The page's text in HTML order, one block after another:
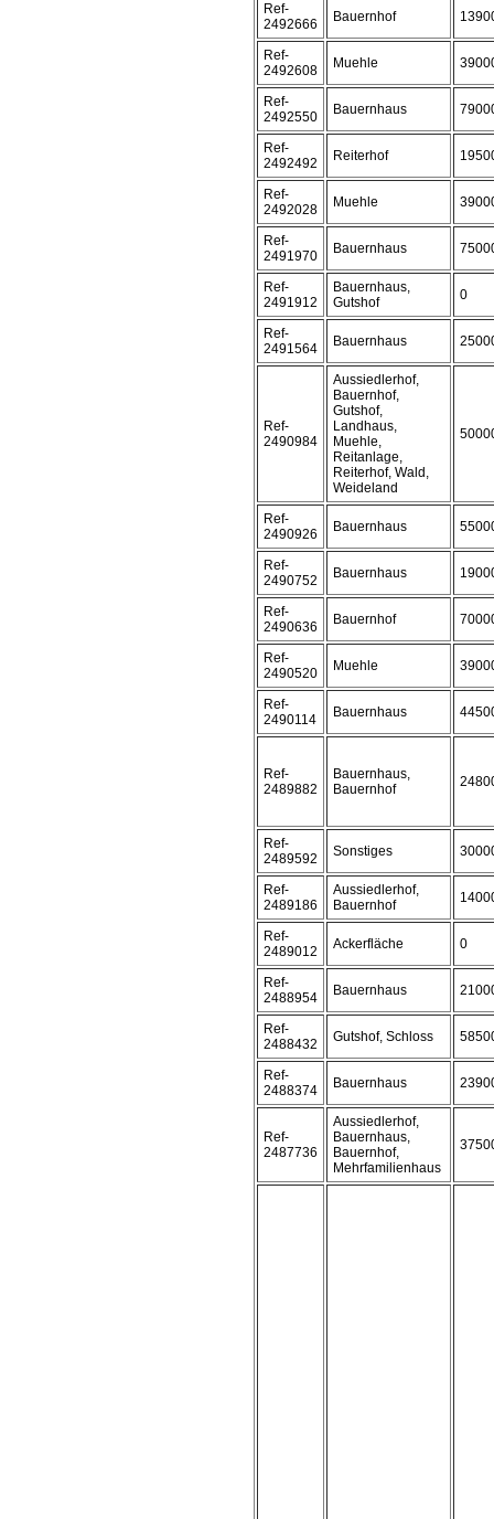
Ref-
2492666
Bauernhof
Ref-
2492608
Muehle
Ref-
2492550
Bauernhaus
Ref-
2492492
Reiterhof
Ref-
2492028
Muehle
Ref-
2491970
Bauernhaus
Ref-
2491912
Bauernhaus,
Gutshof
0
Ref-
2491564
Bauernhaus
Ref-
2490984
Aussiedlerhof,
Bauernhof,
Gutshof,
Landhaus,
Muehle,
Reitanlage,
Reiterhof, Wald,
Weideland
Ref-
2490926
Bauernhaus
Ref-
2490752
Bauernhaus
Ref-
2490636
Bauernhof
Ref-
2490520
Muehle
Ref-
2490114
Bauernhaus
Ref-
2489882
Bauernhaus,
Bauernhof
Ref-
2489592
Sonstiges
Ref-
2489186
Aussiedlerhof,
Bauernhof
Ref-
2489012
Ackerfläche 0
Ref-
2488954
Bauernhaus
Ref-
2488432
Gutshof, Schloss
Ref-
2488374
Bauernhaus
Ref-
2487736
Aussiedlerhof,
Bauernhaus,
Bauernhof,
Mehrfamilienhaus